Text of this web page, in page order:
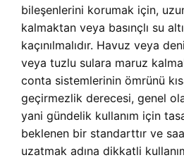
bileşenlerini korumak için,
kalmaktan veya basınçlı su
kaçınılmalıdır. Havuz veya
veya tuzlu sulara maruz
conta sistemlerinin ömrünü
geçirmezlik derecesi, genel
yani gündelik kullanım için
beklenen bir standarttır ve
uzatmak adına dikkatli